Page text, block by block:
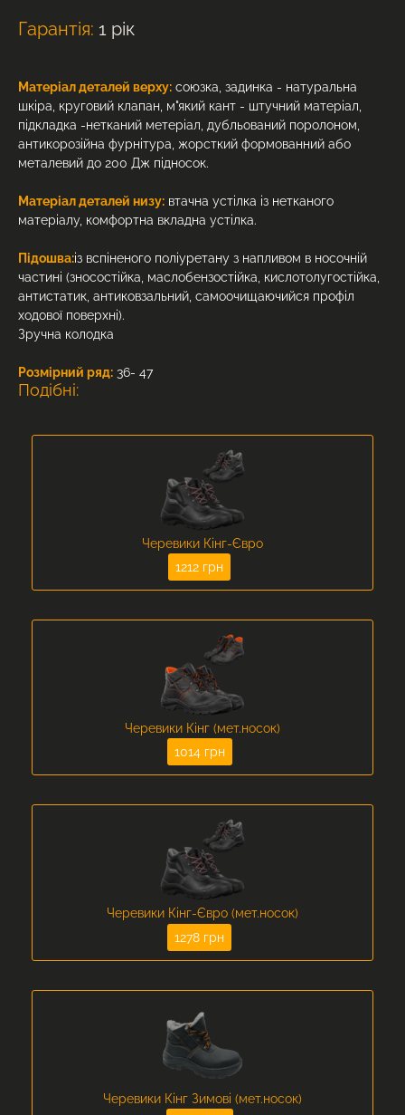
Гарантія: 1 рік
Матеріал деталей верху: союзка, задинка - натуральна
шкіра, круговий клапан, м"який кант - штучний матеріал,
підкладка -нетканий метеріал, дубльований поролоном,
антикорозійна фурнітура, жорсткий формованний або
металевий до 200 Дж підносок.
Матеріал деталей низу: втачна устілка із нетканого
матеріалу, комфортна вкладна устілка.
Підошва:із вспіненого поліуретану з напливом в носочній
частині (зносостійка, маслобензостійка, кислотолугостійка,
антистатик, антиковзальний, самоочищаючийся профіл
ходової поверхні).
Зручна колодка
Розмірний ряд: 36- 47
Подібні:
Черевики Кінг-Євро
1212 грн
Черевики Кінг (мет.носок)
1014 грн
Черевики Кінг-Євро (мет.носок)
1278 грн
Черевики Кінг Зимові (мет.носок)